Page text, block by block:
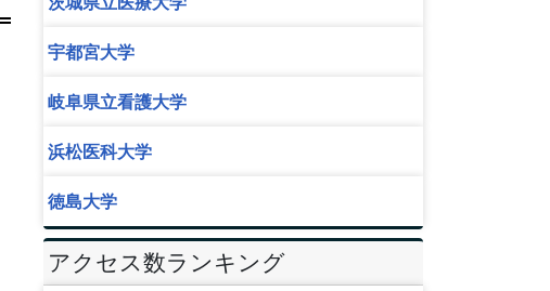
宇都宮大学
岐阜県立看護大学
浜松医科大学
徳島大学
アクセス数ランキング